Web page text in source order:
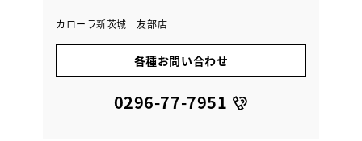
カローラ新茨城 友部店
各種お問い合わせ
0296-77-7951